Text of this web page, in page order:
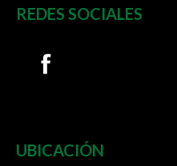
REDES SOCIALES
UBICACIÓN